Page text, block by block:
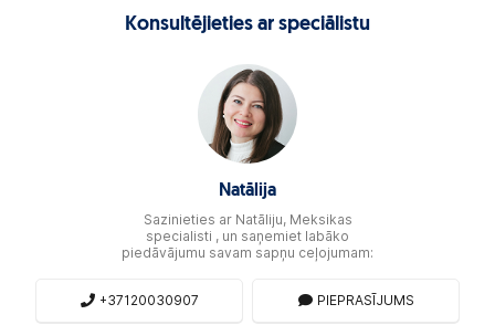
Konsultējieties ar speciālistu
Natālija
Sazinieties ar Natāliju, Meksikas
specialisti , un saņemiet labāko
piedāvājumu savam sapņu ceļojumam:
+37120030907 PIEPRASĪJUMS